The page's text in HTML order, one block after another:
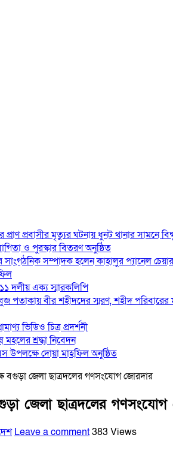
প্রবাসীর মৃত্যুর ঘটনায় ধুনট থানার সামনে
ও পুরস্কার বিতরণ অনুষ্ঠিত
সাংগঠনিক সম্পাদক হলেন কাহালুর প্যানেল
দলীয় এক্য স্মারকলিপি
বীর শহীদদের স্মরণ, শহীদ পরিবারের
ভিডিও চিত্র প্রদর্শনী
শ্রদ্ধা নিবেদন
উপলক্ষে দোয়া মাহফিল অনুষ্ঠিত
জেলা ছাত্রদলের গণসংযোগ জোরদার
জেলা ছাত্রদলের
Leave a comment383 Views